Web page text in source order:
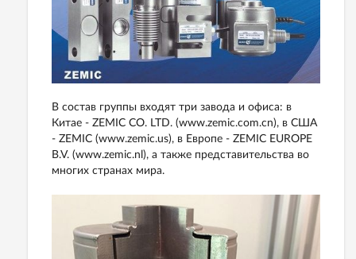
В состав группы входят три завода и офиса: в
Китае - ZEMIC CO. LTD. (www.zemic.com.cn), в США
- ZEMIC (www.zemic.us), в Европе - ZEMIC EUROPE
B.V. (www.zemic.nl), а также представительства во
многих странах мира.